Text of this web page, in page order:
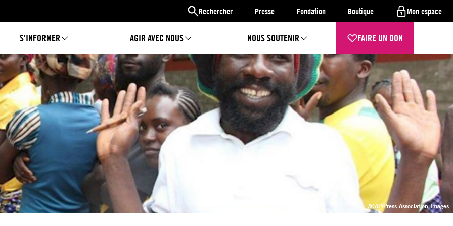
Rechercher Presse Fondation Boutique Mon espace
S’INFORMER AGIR AVEC NOUS NOUS SOUTENIR FAIRE UN DON
/©AP/Press Association Images